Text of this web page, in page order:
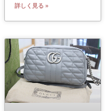
詳しく見る »